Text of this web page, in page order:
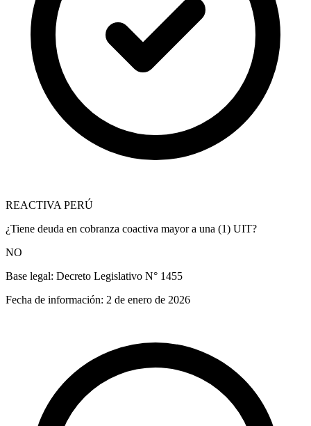
REACTIVA PERÚ
¿Tiene deuda en cobranza coactiva mayor a una (1) UIT?
NO
Base legal: Decreto Legislativo N° 1455
Fecha de información: 2 de enero de 2026